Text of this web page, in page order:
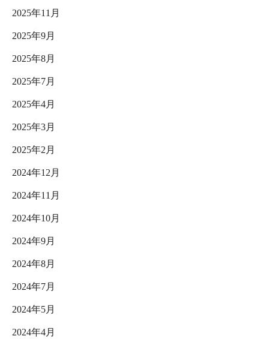
2025年11月
2025年9月
2025年8月
2025年7月
2025年4月
2025年3月
2025年2月
2024年12月
2024年11月
2024年10月
2024年9月
2024年8月
2024年7月
2024年5月
2024年4月